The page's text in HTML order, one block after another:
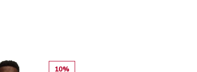
10%